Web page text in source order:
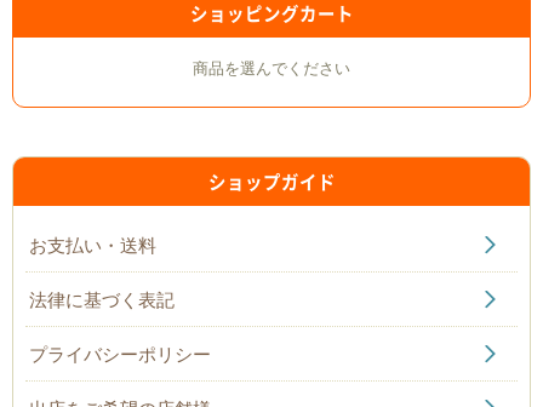
ショッピングカート
商品を選んでください
ショップガイド
お支払い・送料
法律に基づく表記
プライバシーポリシー